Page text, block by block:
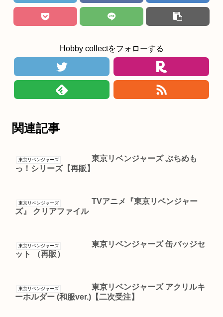
Hobby collectをフォローする
関連記事
東京リベンジャーズ
東京リベンジャーズ ぷちめも
っ！シリーズ【再販】
東京リベンジャーズ
TVアニメ『東京リベンジャー
ズ』 クリアファイル
東京リベンジャーズ
東京リベンジャーズ 缶バッジセ
ット （再販）
東京リベンジャーズ
東京リベンジャーズ アクリルキ
ーホルダー (和服ver.)【二次受注】